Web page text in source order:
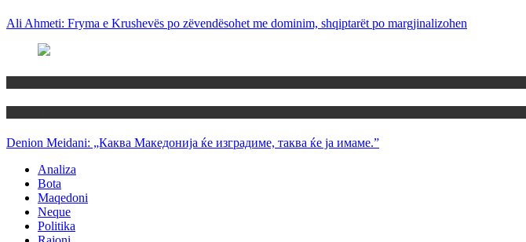
Ali Ahmeti: Fryma e Krushevës po zëvendësohet me dominim, shqiptarët po margjinalizohen
Denion Meidani: „Каква Македонија ќе изградиме, таква ќе ја имаме.”
Analiza
Bota
Maqedoni
Neque
Politika